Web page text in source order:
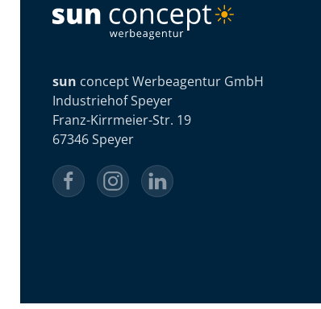
sun concept Werbeagentur GmbH
Industriehof Speyer
Franz-Kirrmeier-Str. 19
67346 Speyer